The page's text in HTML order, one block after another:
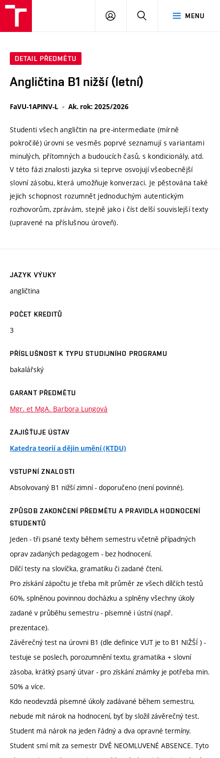
MENU
PŘIHLÁSIT
DETAIL PŘEDMĚTU
Angličtina B1 nižší (letní)
FaVU-1APINV-L Ak. rok: 2025/2026
Studenti všech angličtin na pre-intermediate (mírně
pokročilé) úrovni se vesměs poprvé seznamují s variantami
minulých, přítomných a budoucích časů, s kondicionály, atd.
V této fázi znalosti jazyka si teprve osvojují všeobecnější
slovní zásobu, která umožňuje konverzaci. Je pěstována také
jejich schopnost rozumnět jednoduchým autentickým
rozhovorům, zprávám, stejně jako i číst delší souvislejší texty
(upravené na příslušnou úroveň).
JAZYK VÝUKY
angličtina
POČET KREDITŮ
3
PŘÍSLUŠNOST K TYPU STUDIJNÍHO PROGRAMU
bakalářský
GARANT PŘEDMĚTU
Mgr. et MgA. Barbora Lungová
ZAJIŠŤUJE ÚSTAV
Katedra teorií a dějin umění (KTDU)
VSTUPNÍ ZNALOSTI
Absolvovaný B1 nižší zimní - doporučeno (není povinné).
ZPŮSOB ZAKONČENÍ PŘEDMĚTU A PRAVIDLA HODNOCENÍ
STUDENTŮ
Jeden - tři psané texty během semestru včetně případných
oprav zadaných pedagogem - bez hodnocení.
Dílčí testy na slovíčka, gramatiku či zadané čtení.
Pro získání zápočtu je třeba mít průměr ze všech dílčích testů
60%, splněnou povinnou docházku a splněny všechny úkoly
zadané v průběhu semestru - písemné i ústní (např.
prezentace).
Závěrečný test na úrovni B1 (dle definice VUT je to B1 NIŽŠÍ ) -
testuje se poslech, porozumnění textu, gramatika + slovní
zásoba, krátký psaný útvar - pro získání známky je potřeba min.
50% a více.
Kdo neodevzdá písemné úkoly zadávané během semestru,
nebude mít nárok na hodnocení, byť by složil závěrečný test.
Student má nárok na jeden řádný a dva opravné termíny.
Student smí mít za semestr DVĚ NEOMLUVENÉ ABSENCE. Tyto